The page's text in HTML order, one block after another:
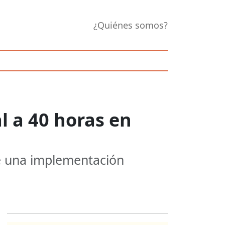
¿Quiénes somos?
40 horas en
implementación